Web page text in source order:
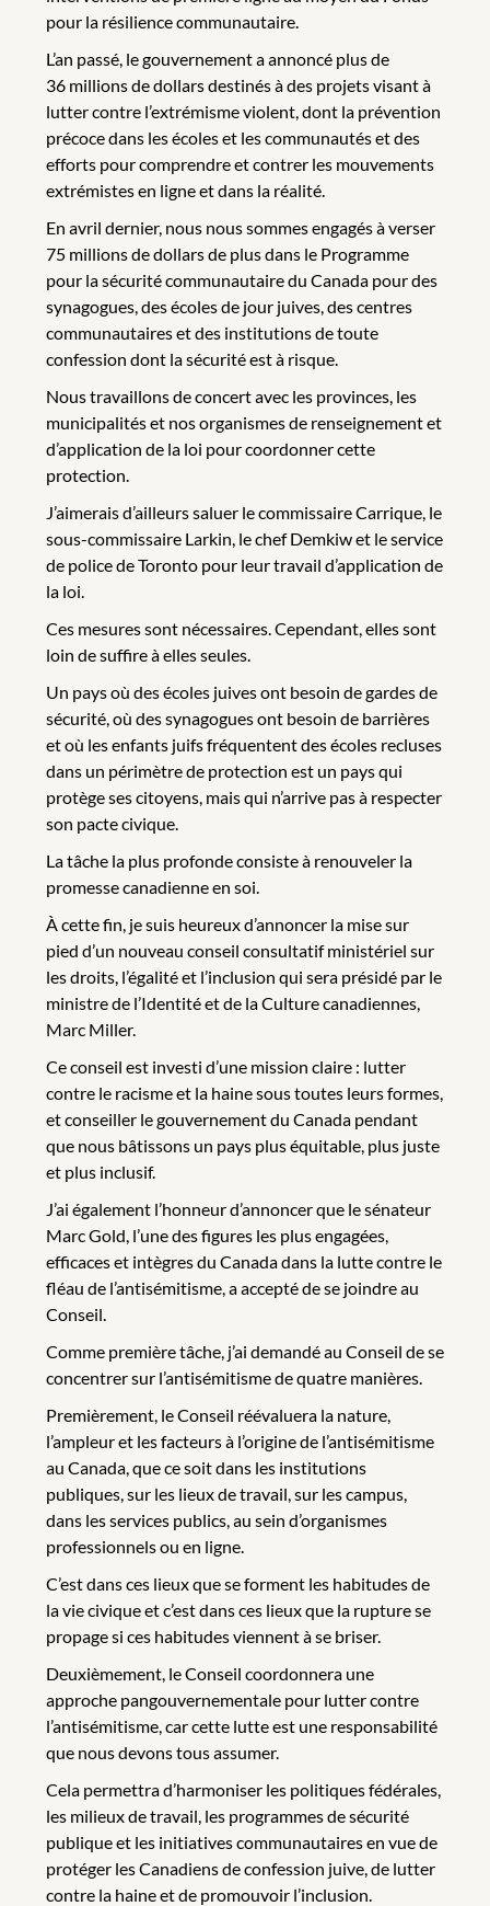
pour la résilience communautaire.
L’an passé, le gouvernement a annoncé plus de
36 millions de dollars destinés à des projets visant à
lutter contre l’extrémisme violent, dont la prévention
précoce dans les écoles et les communautés et des
efforts pour comprendre et contrer les mouvements
extrémistes en ligne et dans la réalité.
En avril dernier, nous nous sommes engagés à verser
75 millions de dollars de plus dans le Programme
pour la sécurité communautaire du Canada pour des
synagogues, des écoles de jour juives, des centres
communautaires et des institutions de toute
confession dont la sécurité est à risque.
Nous travaillons de concert avec les provinces, les
municipalités et nos organismes de renseignement et
d’application de la loi pour coordonner cette
protection.
J’aimerais d’ailleurs saluer le commissaire Carrique, le
sous-commissaire Larkin, le chef Demkiw et le service
de police de Toronto pour leur travail d’application de
la loi.
Ces mesures sont nécessaires. Cependant, elles sont
loin de suffire à elles seules.
Un pays où des écoles juives ont besoin de gardes de
sécurité, où des synagogues ont besoin de barrières
et où les enfants juifs fréquentent des écoles recluses
dans un périmètre de protection est un pays qui
protège ses citoyens, mais qui n’arrive pas à respecter
son pacte civique.
La tâche la plus profonde consiste à renouveler la
promesse canadienne en soi.
À cette fin, je suis heureux d’annoncer la mise sur
pied d’un nouveau conseil consultatif ministériel sur
les droits, l’égalité et l’inclusion qui sera présidé par le
ministre de l’Identité et de la Culture canadiennes,
Marc Miller.
Ce conseil est investi d’une mission claire : lutter
contre le racisme et la haine sous toutes leurs formes,
et conseiller le gouvernement du Canada pendant
que nous bâtissons un pays plus équitable, plus juste
et plus inclusif.
J’ai également l’honneur d’annoncer que le sénateur
Marc Gold, l’une des figures les plus engagées,
efficaces et intègres du Canada dans la lutte contre le
fléau de l’antisémitisme, a accepté de se joindre au
Conseil.
Comme première tâche, j’ai demandé au Conseil de se
concentrer sur l’antisémitisme de quatre manières.
Premièrement, le Conseil réévaluera la nature,
l’ampleur et les facteurs à l’origine de l’antisémitisme
au Canada, que ce soit dans les institutions
publiques, sur les lieux de travail, sur les campus,
dans les services publics, au sein d’organismes
professionnels ou en ligne.
C’est dans ces lieux que se forment les habitudes de
la vie civique et c’est dans ces lieux que la rupture se
propage si ces habitudes viennent à se briser.
Deuxièmement, le Conseil coordonnera une
approche pangouvernementale pour lutter contre
l’antisémitisme, car cette lutte est une responsabilité
que nous devons tous assumer.
Cela permettra d’harmoniser les politiques fédérales,
les milieux de travail, les programmes de sécurité
publique et les initiatives communautaires en vue de
protéger les Canadiens de confession juive, de lutter
contre la haine et de promouvoir l’inclusion.